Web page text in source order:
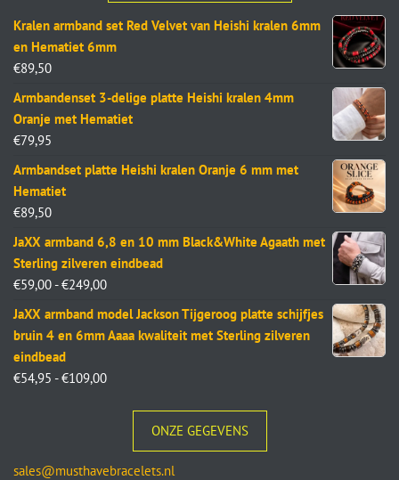
Kralen armband set Red Velvet van Heishi kralen 6mm
en Hematiet 6mm
€89,50
Armbandenset 3-delige platte Heishi kralen 4mm
Oranje met Hematiet
€79,95
Armbandset platte Heishi kralen Oranje 6 mm met
Hematiet
€89,50
JaXX armband 6,8 en 10 mm Black&White Agaath met
Sterling zilveren eindbead
€59,00 - €249,00
JaXX armband model Jackson Tijgeroog platte schijfjes
bruin 4 en 6mm Aaaa kwaliteit met Sterling zilveren
eindbead
€54,95 - €109,00
ONZE GEGEVENS
sales@musthavebracelets.nl